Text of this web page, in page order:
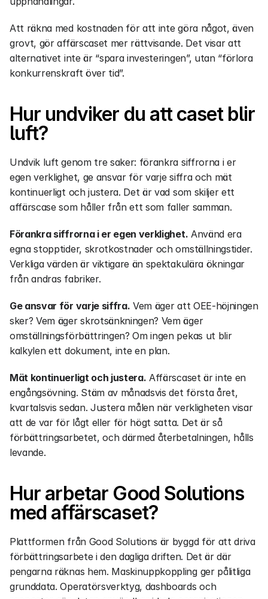
Att räkna med kostnaden för att inte göra något, även
grovt, gör affärscaset mer rättvisande. Det visar att
alternativet inte är “spara investeringen”, utan “förlora
konkurrenskraft över tid”.
Hur undviker du att caset blir
luft?
Undvik luft genom tre saker: förankra siffrorna i er
egen verklighet, ge ansvar för varje siffra och mät
kontinuerligt och justera. Det är vad som skiljer ett
affärscase som håller från ett som faller samman.
Förankra siffrorna i er egen verklighet. Använd era
egna stopptider, skrotkostnader och omställningstider.
Verkliga värden är viktigare än spektakulära ökningar
från andras fabriker.
Ge ansvar för varje siffra. Vem äger att OEE-höjningen
sker? Vem äger skrotsänkningen? Vem äger
omställningsförbättringen? Om ingen pekas ut blir
kalkylen ett dokument, inte en plan.
Mät kontinuerligt och justera. Affärscaset är inte en
engångsövning. Stäm av månadsvis det första året,
kvartalsvis sedan. Justera målen när verkligheten visar
att de var för lågt eller för högt satta. Det är så
förbättringsarbetet, och därmed återbetalningen, hålls
levande.
Hur arbetar Good Solutions
med affärscaset?
Plattformen från Good Solutions är byggd för att driva
förbättringsarbete i den dagliga driften. Det är där
pengarna räknas hem. Maskinuppkoppling ger pålitliga
grunddata. Operatörsverktyg, dashboards och